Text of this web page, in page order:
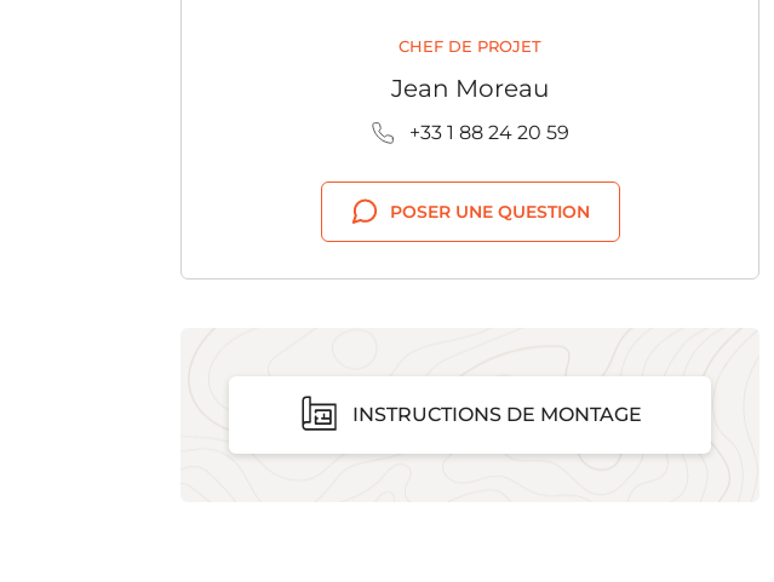
CHEF DE PROJET
Jean Moreau
+33 1 88 24 20 59
POSER UNE QUESTION
INSTRUCTIONS DE MONTAGE